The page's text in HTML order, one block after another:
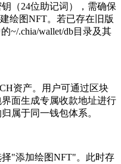
（24位助记词），需确保
绘图NFT。若已存在旧版
~/.chia/wallet/db目录及其
资产。用户可通过区块
面生成专属收款地址进行
属于同一钱包体系。
"添加绘图NFT"。此时存